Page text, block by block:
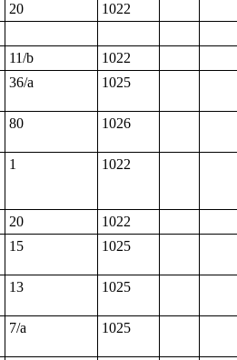
20
1022
11/b
1022
36/a 1025
80 1026
1 1022
20
1022
15 1025
13 1025
7/a 1025